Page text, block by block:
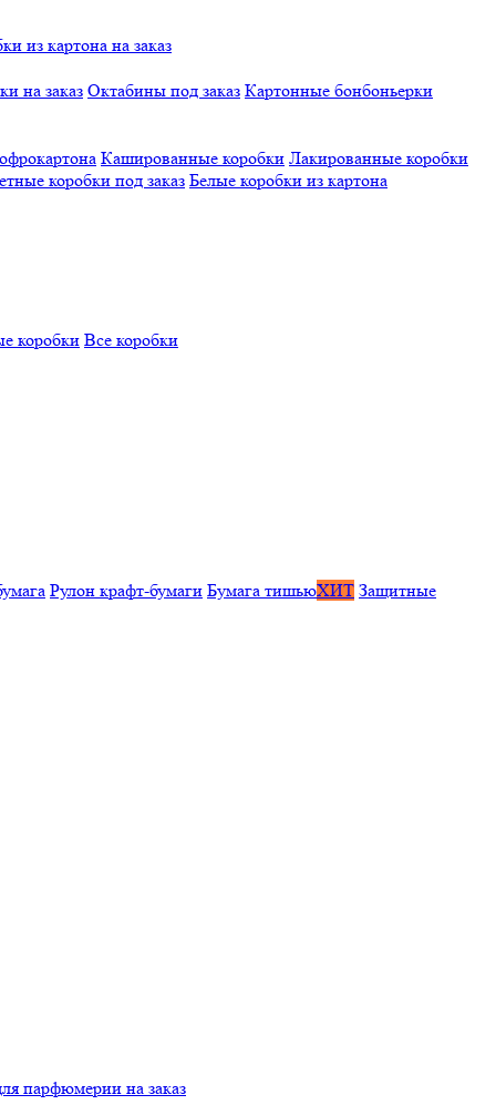
из картона на заказ
на заказ Октабины под заказ Картонные бонбоньерки
Кашированные коробки Лакированные коробки
коробки под заказ Белые коробки из картона
коробки Все коробки
Рулон крафт-бумаги Бумага тишьюХИТ Защитные
парфюмерии на заказ